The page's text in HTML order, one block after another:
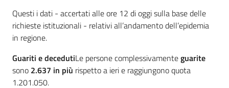
Questi i dati - accertati alle ore 12 di oggi sulla base delle
richieste istituzionali - relativi all’andamento dell’epidemia
in regione.
Guariti e decedutiLe persone complessivamenteguarite
sono 2.637 in più rispetto a ieri e raggiungono quota
1.201.050.